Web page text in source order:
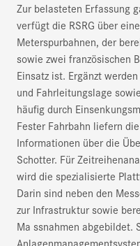
Zur belasteten Erfassung
verfügt die RSRG über
Meterspurbahnen, der
sowie zwei französischen
Einsatz ist. Ergänzt
und Fahrleitungslage
häufig durch
Fester Fahrbahn liefern
Informationen über die
Schotter. Für
wird die spezialisierte
Darin sind neben den
zur Infrastruktur sowie
Ma ssnahmen abgebildet.